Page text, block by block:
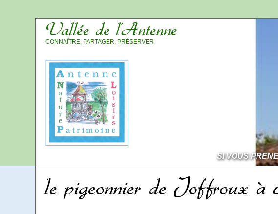
Vallée de l’Antenne
CONNAÎTRE, PARTAGER, PRÉSERVER
SI VOUS
le pigeonnier de Joffroux